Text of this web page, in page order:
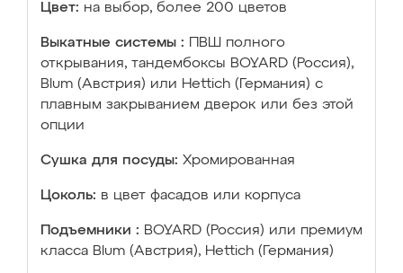
Цвет: на выбор, более 200 цветов
Выкатные системы :
ПВШ полного
открывания, тандембоксы BOYARD (Россия),
Blum (Австрия) или Hettich (Германия) с
плавным закрыванием дверок или без этой
опции
Сушка для посуды: Хромированная
Цоколь: в цвет фасадов или корпуса
Подъемники : BOYARD (Россия) или премиум
класса Blum (Австрия), Hettich (Германия)